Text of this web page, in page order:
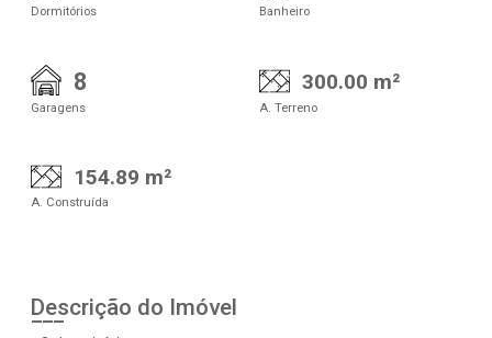
Dormitórios Banheiro
8
Garagens
300.00 m²
A. Terreno
154.89 m²
A. Construída
Descrição do Imóvel